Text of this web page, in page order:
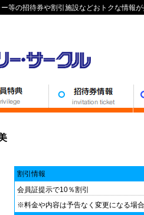
等の招待券や割引施設などおトクな情報
割引情報
会員証提示で10％割引
※料金や内容は予告なく変更になる場